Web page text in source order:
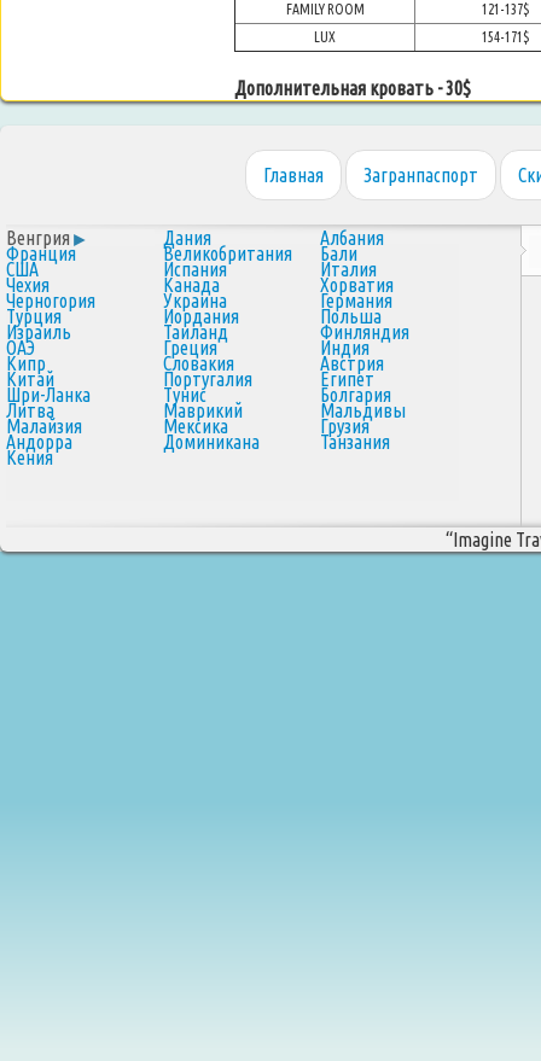
FAMILY ROOM
121-137$
LUX
154-171$
Дополнительная кровать - 30$
Главная Загранпаспорт
Венгрия Дания Албания
Франция Великобритания Бали
США Испания Италия
Чехия Канада Хорватия
Черногория Украина Германия
Турция Иордания Польша
Израиль Таиланд Финляндия
ОАЭ Греция Индия
Кипр Словакия Австрия
Китай Португалия Египет
Шри-Ланка Тунис Болгария
Литва Маврикий Мальдивы
Малайзия Мексика Грузия
Андорра Доминикана Танзания
Кения
“Imagine